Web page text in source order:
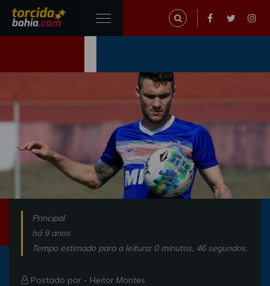
Principal
há 9 anos
Tempo estimado para a leitura: 0 minutos, 46 segundos.
Postado por - Heitor Montes